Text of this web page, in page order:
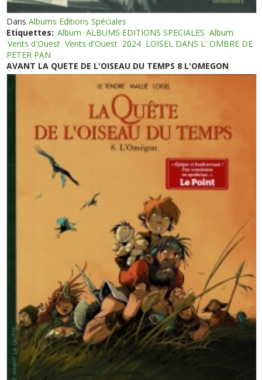
DansAlbums Editions Spéciales
Etiquettes: Album ALBUMS EDITIONS SPECIALES Album
Vents d'Ouest Vents d'Ouest 2024 LOISEL DANS L' OMBRE DE
PETER PAN
AVANT LA QUETE DE L'OISEAU DU TEMPS 8 L'OMEGON